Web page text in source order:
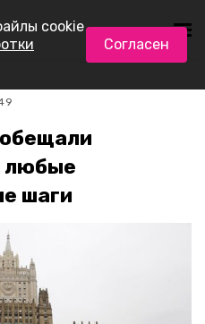
любые
шаги
cookie
Согласен